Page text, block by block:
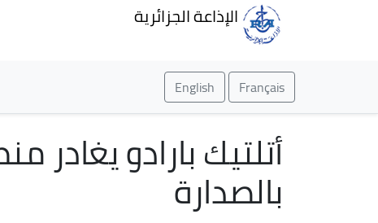
الإذاعة الجزائرية
Français
English
أتلتيك بارادو يغادر
بالصدارة